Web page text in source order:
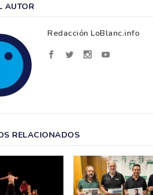
AUTOR
Redacción LoBlanc.info
RELACIONADOS